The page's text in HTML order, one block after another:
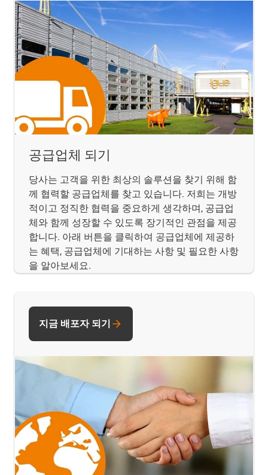
공급업체 되기
당사는 고객을 위한 최상의 솔루션을 찾기 위해 함
께 협력할 공급업체를 찾고 있습니다. 저희는 개방
적이고 정직한 협력을 중요하게 생각하며, 공급업
체와 함께 성장할 수 있도록 장기적인 관점을 제공
합니다. 아래 버튼을 클릭하여 공급업체에 제공하
는 혜택, 공급업체에 기대하는 사항 및 필요한 사항
을 알아보세요.
지금 배포자 되기